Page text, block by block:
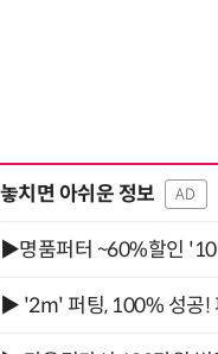
놓치면 아쉬운 정보 AD
▶명품퍼터 ~60%할인
▶ '2m' 퍼팅, 100% 성공!